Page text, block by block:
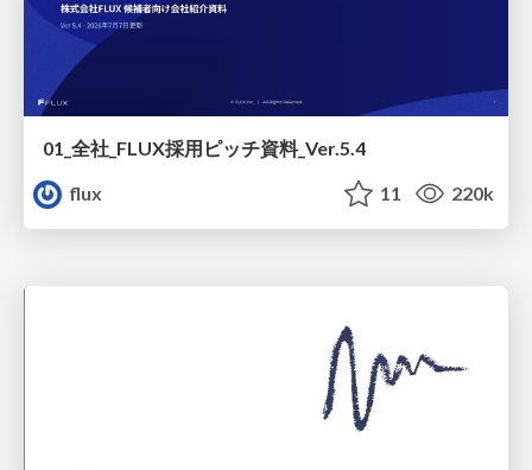
01_全社_FLUX採用ピッチ資料_Ver.5.4
flux
11 220k